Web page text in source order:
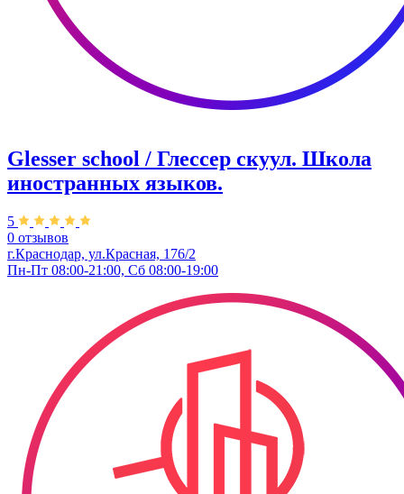
Glesser school / Глессер скуул. Школа
иностранных языков.
5
0 отзывов
г.Краснодар, ул.Красная, 176/2
Пн-Пт 08:00-21:00, Сб 08:00-19:00